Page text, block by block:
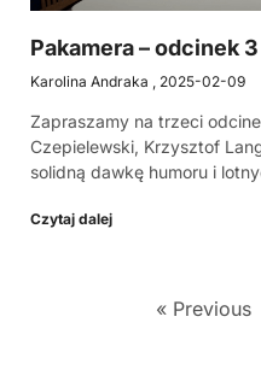
Pakamera – odcinek 3
Karolina Andraka 2025-02-09
Zapraszamy na trzeci
Czepielewski, Krzysztof
solidną dawkę humoru i
Czytaj dalej
« Previous